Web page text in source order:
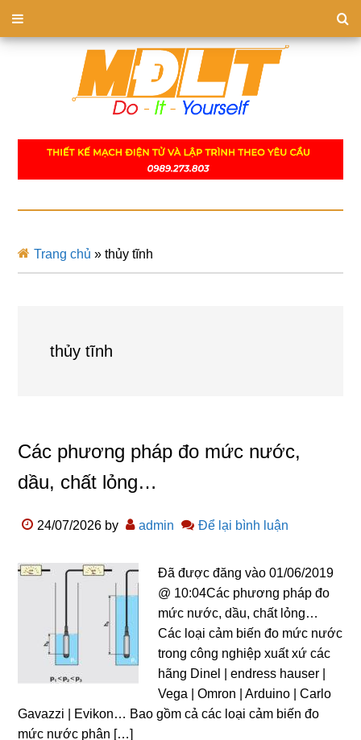
Trang chủ »thủy tĩnh
thủy tĩnh
Các phương pháp đo mức nước,
dầu, chất lỏng…
24/07/2026 by admin Để lại bình luận
Đã được đăng vào 01/06/2019
@ 10:04Các phương pháp đo
mức nước, dầu, chất lỏng…
Các loại cảm biến đo mức nước
trong công nghiệp xuất xứ các
hãng Dinel | endress hauser |
Vega | Omron | Arduino | Carlo
Gavazzi | Evikon… Bao gồm cả các loại cảm biến đo
mức nước phân […]